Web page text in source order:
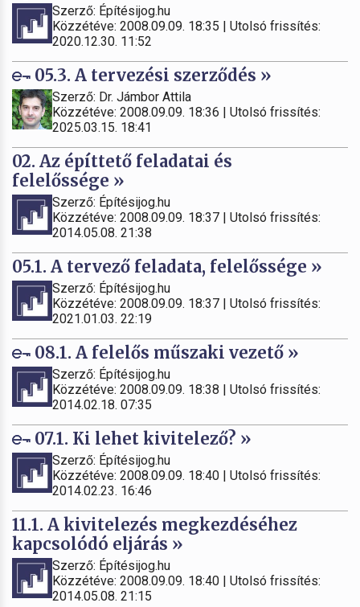
Szerző: Építésijog.hu
Közzétéve: 2008.09.09. 18:35 | Utolsó frissítés:
2020.12.30. 11:52
05.3. A tervezési szerződés »
Szerző: Dr. Jámbor Attila
Közzétéve: 2008.09.09. 18:36 | Utolsó frissítés:
2025.03.15. 18:41
02. Az építtető feladatai és
felelőssége »
Szerző: Építésijog.hu
Közzétéve: 2008.09.09. 18:37 | Utolsó frissítés:
2014.05.08. 21:38
05.1. A tervező feladata, felelőssége »
Szerző: Építésijog.hu
Közzétéve: 2008.09.09. 18:37 | Utolsó frissítés:
2021.01.03. 22:19
08.1. A felelős műszaki vezető »
Szerző: Építésijog.hu
Közzétéve: 2008.09.09. 18:38 | Utolsó frissítés:
2014.02.18. 07:35
07.1. Ki lehet kivitelező? »
Szerző: Építésijog.hu
Közzétéve: 2008.09.09. 18:40 | Utolsó frissítés:
2014.02.23. 16:46
11.1. A kivitelezés megkezdéséhez
kapcsolódó eljárás »
Szerző: Építésijog.hu
Közzétéve: 2008.09.09. 18:40 | Utolsó frissítés:
2014.05.08. 21:15